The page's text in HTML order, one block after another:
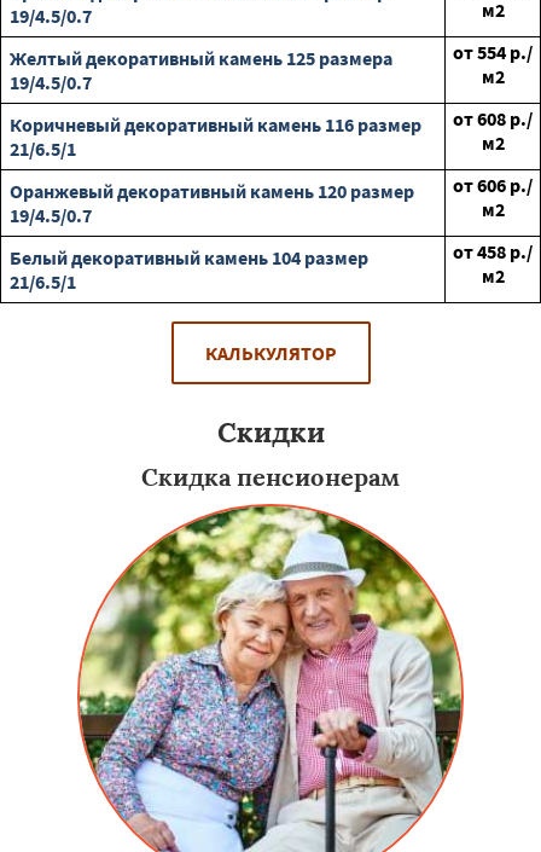
19/4.5/0.7
м2
Желтый декоративный камень 125 размера
19/4.5/0.7
от554 р./
м2
Коричневый декоративный камень 116 размер
21/6.5/1
от608 р./
м2
Оранжевый декоративный камень 120 размер
19/4.5/0.7
от606 р./
м2
Белый декоративный камень 104 размер
21/6.5/1
от458 р./
м2
КАЛЬКУЛЯТОР
Скидки
Скидка пенсионерам